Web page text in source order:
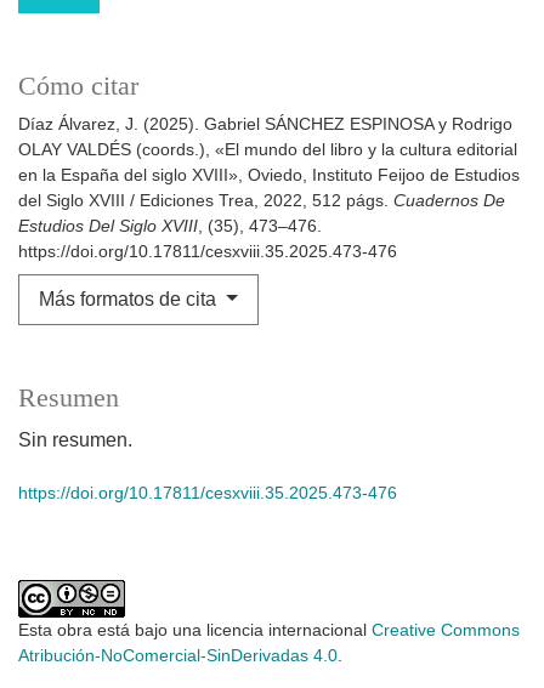
Cómo citar
Díaz Álvarez, J. (2025). Gabriel SÁNCHEZ ESPINOSA y Rodrigo
OLAY VALDÉS (coords.), «El mundo del libro y la cultura editorial
en la España del siglo XVIII», Oviedo, Instituto Feijoo de Estudios
del Siglo XVIII / Ediciones Trea, 2022, 512 págs. Cuadernos De
Estudios Del Siglo XVIII , (35), 473–476.
https://doi.org/10.17811/cesxviii.35.2025.473-476
Más formatos de cita
Resumen
Sin resumen.
https://doi.org/10.17811/cesxviii.35.2025.473-476
Esta obra está bajo una licencia internacional Creative Commons
Atribución-NoComercial-SinDerivadas 4.0